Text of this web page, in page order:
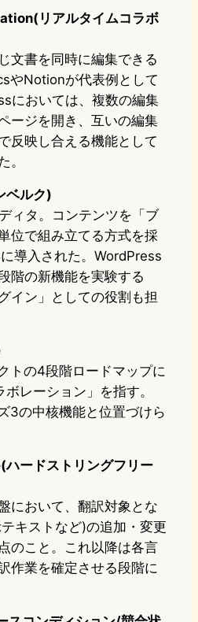
リアルタイムコラボ
文書を同時に編集できる
やNotionが代表例として
においては、複数の編集
ージを開き、互いの編集
反映し合える機能として
。
ベルク)
ィタ。コンテンツを「ブ
位で組み立てる方式を採
導入された。WordPress
階の新機能を実験する
イン」としての役割も担
トの4段階ロードマップに
レーション」を指す。
3の中核機能と位置づけら
ードストリングフリー
において、翻訳対象とな
キストなど)の追加・変更
のこと。これ以降は各言
作業を確定させる段階に